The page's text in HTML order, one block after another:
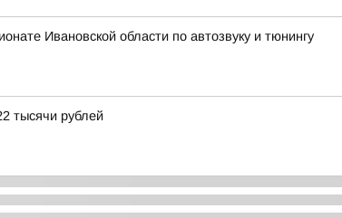
Ивановской области по автозвуку и тюнингу
тысячи рублей